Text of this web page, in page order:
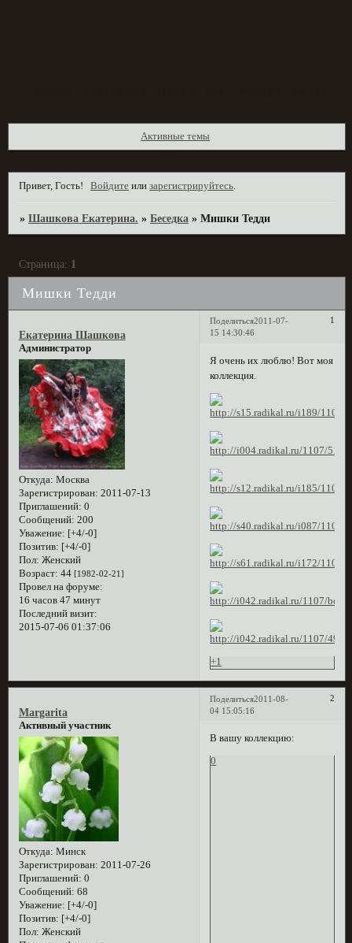
Активные темы
Привет, Гость! Войдите илизарегистрируйтесь.
»Шашкова Екатерина. »Беседка »Мишки Тедди
Мишки Тедди
Страница: 1
Поделиться 1
2011-07-
15 14:30:46
Екатерина Шашкова
Администратор
Откуда: Москва
Зарегистрирован: 2011-07-13
Приглашений: 0
Сообщений: 200
Уважение: [+4/-0]
Позитив: [+4/-0]
Пол: Женский
Возраст: 44 [1982-02-21]
Провел на форуме:
16 часов 47 минут
Последний визит:
2015-07-06 01:37:06
Я очень их люблю! Вот моя
коллекция.
+1
Поделиться 2
2011-08-
04 15:05:16
Margarita
Активный участник
Откуда: Минск
Зарегистрирован: 2011-07-26
Приглашений: 0
Сообщений: 68
Уважение: [+4/-0]
Позитив: [+4/-0]
Пол: Женский
В вашу коллекцию:
0